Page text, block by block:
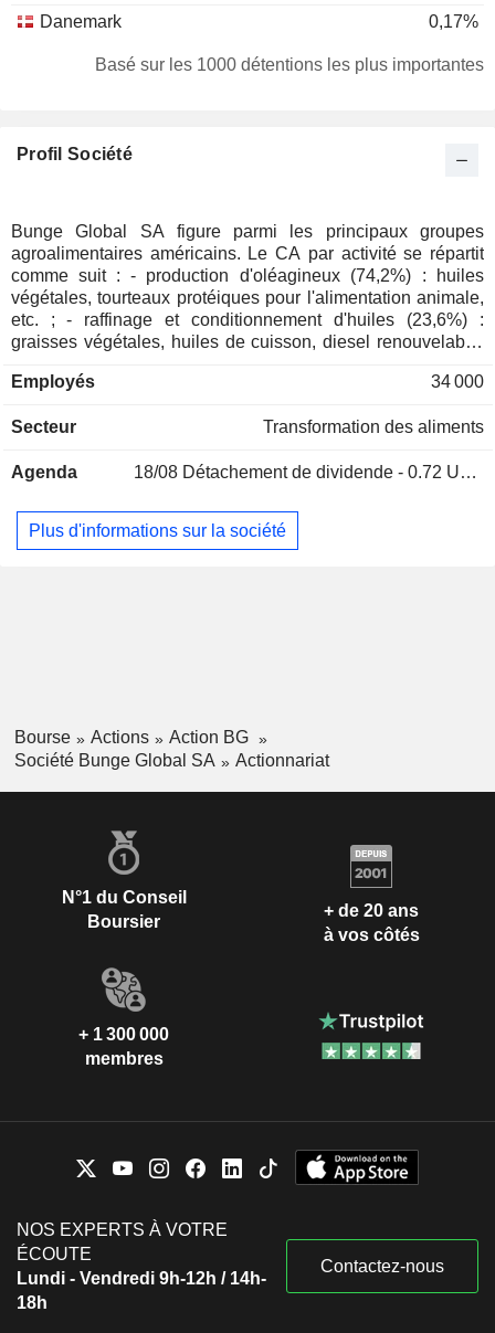
Danemark
0,17%
Allemagne
0,15%
Luxembourg
0,05%
Singapour
0,02%
Liechtenstein
0,02%
Hong Kong
0,02%
République Tchèque
0,02%
Finlande
0,01%
Chine
0,01%
Basé sur les 1000 détentions les plus importantes
Profil Société
Bunge Global SA figure parmi les principaux groupes
agroalimentaires américains. Le CA par activité se répartit
comme suit : - production d'oléagineux (74,2%) : huiles
végétales, tourteaux protéiques pour l'alimentation animale,
etc. ; - raffinage et conditionnement d'huiles (23,6%) :
graisses végétales, huiles de cuisson, diesel renouvelable,
protéinées, mélanges de boulangerie et produits à base de
Employés 34 000
Secteur Transformation des aliments
Agenda 18/08 Détachement de dividende - 0.72 USD
Plus d'informations sur la société
Bourse Actions
Action BG
Société Bunge Global SA
Actionnariat
N°1 du Conseil
Boursier
+ de 20 ans
à vos côtés
+ 1 300 000
membres
NOS EXPERTS À VOTRE
ÉCOUTE
Lundi - Vendredi 9h-12h / 14h-
18h
Contactez-nous